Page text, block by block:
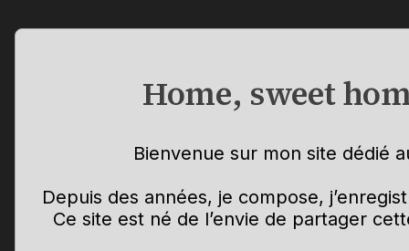
Home, sweet
Bienvenue sur mon site dédié
Depuis des années, je compose,
Ce site est né de l’envie de partager